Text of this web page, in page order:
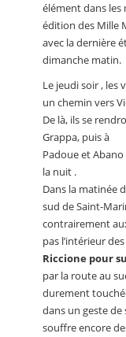
élément dans les
édition des Mille
avec la dernière
dimanche matin.
Le jeudi soir , les
un chemin vers
De là, ils se
Grappa, puis à
Padoue et
la nuit .
Dans la matinée
sud de Saint-
contrairement
pas l’intérieur
Riccione pour
par la route au
durement
dans un geste
souffre encore